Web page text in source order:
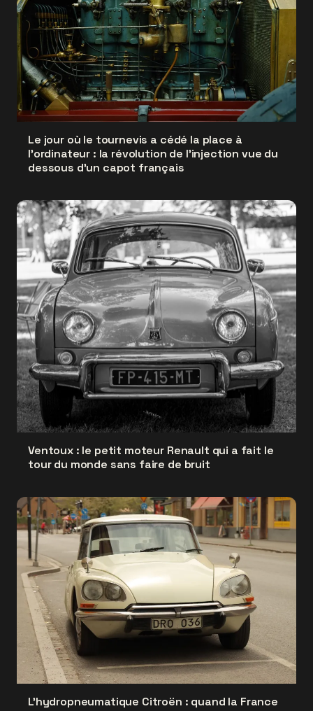
Le jour où le tournevis a cédé la place à
l'ordinateur : la révolution de l'injection vue du
dessous d'un capot français
Ventoux : le petit moteur Renault qui a fait le
tour du monde sans faire de bruit
L'hydropneumatique Citroën : quand la France